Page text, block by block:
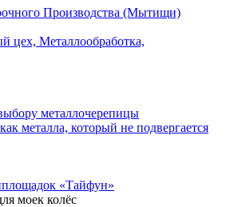
Производства (Мытищи)
цех, Металлообработка,
металлочерепицы
металла, который не подвергается
«Тайфун»
моек колёс